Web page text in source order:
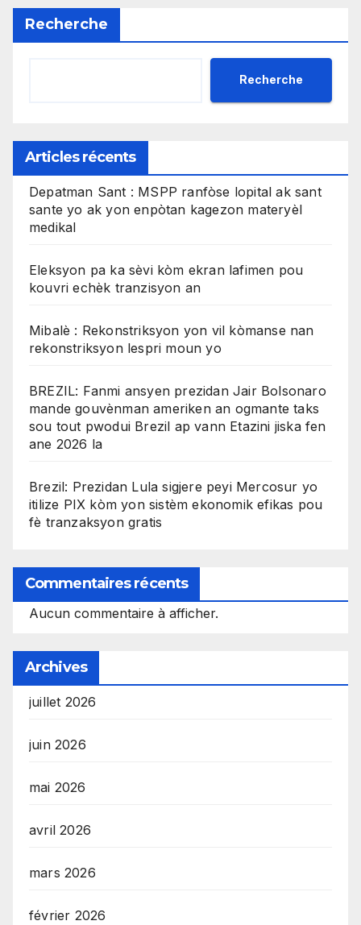
Recherche
Recherche
Articles récents
Depatman Sant : MSPP ranfòse lopital ak sant
sante yo ak yon enpòtan kagezon materyèl
medikal
Eleksyon pa ka sèvi kòm ekran lafimen pou
kouvri echèk tranzisyon an
Mibalè : Rekonstriksyon yon vil kòmanse nan
rekonstriksyon lespri moun yo
BREZIL: Fanmi ansyen prezidan Jair Bolsonaro
mande gouvènman ameriken an ogmante taks
sou tout pwodui Brezil ap vann Etazini jiska fen
ane 2026 la
Brezil: Prezidan Lula sigjere peyi Mercosur yo
itilize PIX kòm yon sistèm ekonomik efikas pou
fè tranzaksyon gratis
Commentaires récents
Aucun commentaire à afficher.
Archives
juillet 2026
juin 2026
mai 2026
avril 2026
mars 2026
février 2026